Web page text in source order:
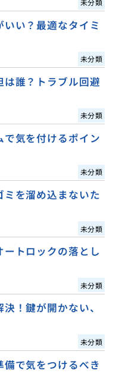
未分類
い？最適なタイミ
未分類
誰？トラブル回避
未分類
で気を付けるポイン
未分類
ミを溜め込まないた
未分類
トロックの落とし
未分類
！鍵が開かない、
未分類
で気をつけるべき